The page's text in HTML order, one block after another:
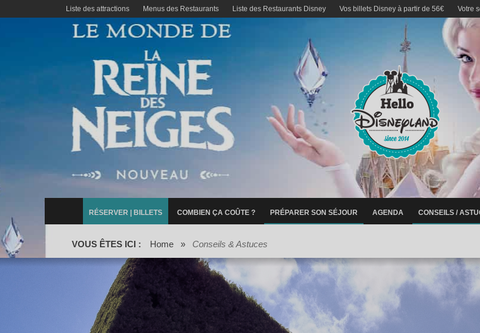
Liste des attractions Menus des Restaurants Liste des Restaurants Disney Vos billets Disney à partir de 56€ Votre
RÉSERVER | BILLETS COMBIEN ÇA COÛTE ? PRÉPARER SON SÉJOUR AGENDA CONSEILS /
VOUS ÊTES ICI : Home » Conseils & Astuces